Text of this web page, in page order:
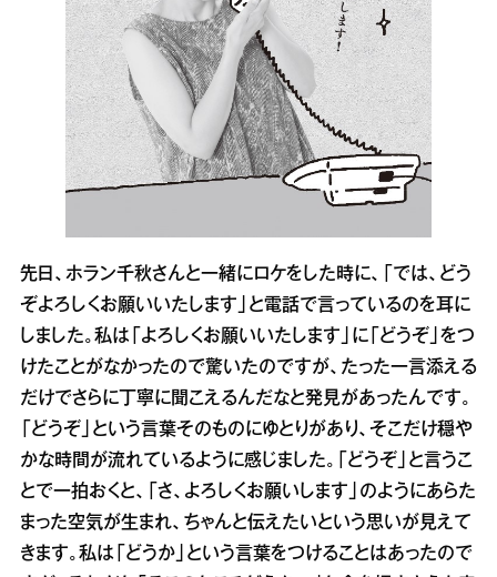
先日、ホラン千秋さんと一緒にロケをした時に、「では、どう
ぞよろしくお願いいたします」と電話で言っているのを耳に
しました。私は「よろしくお願いいたします」に「どうぞ」をつ
けたことがなかったので驚いたのですが、たった一言添える
だけでさらに丁寧に聞こえるんだなと発見があったんです。
「どうぞ」という言葉そのものにゆとりがあり、そこだけ穏や
かな時間が流れているように感じました。「どうぞ」と言うこ
とで一拍おくと、「さ、よろしくお願いします」のようにあらた
まった空気が生まれ、ちゃんと伝えたいという思いが見えて
きます。私は「どうか」という言葉をつけることはあったので